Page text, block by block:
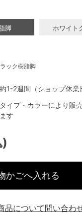
タイプ・カラーにより販
ます
約1-2週間（ショップ休業
脚 ホワイト
ック樹脂脚
かごへ入れる
品について問い合わ